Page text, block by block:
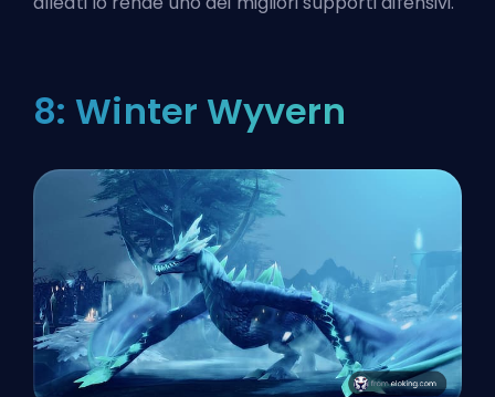
8: Winter Wyvern